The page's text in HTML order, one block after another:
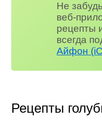
Не
веб-
рецепты
всегда
Айфон
Рецепты